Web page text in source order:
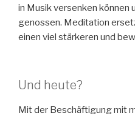
in Musik versenken können
genossen. Meditation
einen viel stärkeren und
Und heute?
Mit der Beschäftigung mit